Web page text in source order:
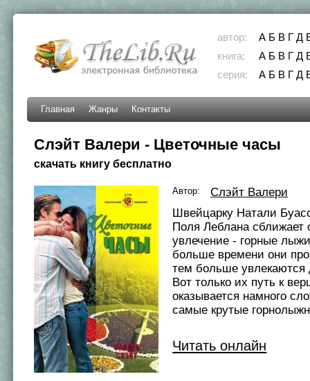
автор: А Б В Г Д
книга:
А Б В Г Д
серия:
А Б В Г Д
Главная Жанры Контакты
Слэйт Валери - Цветочные часы
скачать книгу бесплатно
Автор:
Слэйт Валери
Швейцарку Натали
Поля Леблана сближает
увлечение - горные
больше времени они
тем больше увлекаются
Вот только их путь к
оказывается намного
самые крутые
Читать онлайн